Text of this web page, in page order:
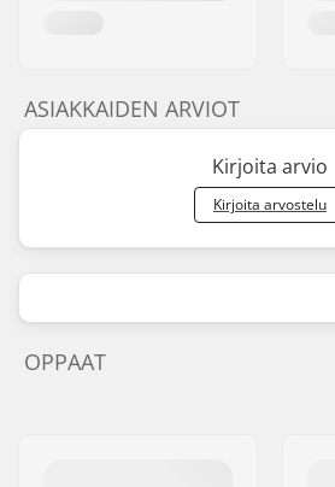
ASIAKKAIDEN ARVIOT
Kirjoita arvio
Kirjoita arvostelu
OPPAAT